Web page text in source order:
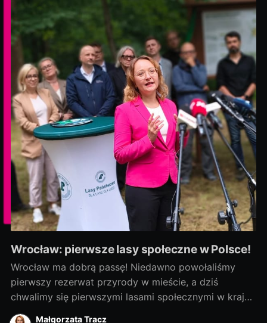
Wrocław: pierwsze lasy społeczne w Polsce!
Wrocław ma dobrą passę! Niedawno powołaliśmy
pierwszy rezerwat przyrody w mieście, a dziś
chwalimy się pierwszymi lasami społecznymi w kraju!
Rozmowy zaczęliśmy jako ostatni, a efekty
Małgorzata Tracz